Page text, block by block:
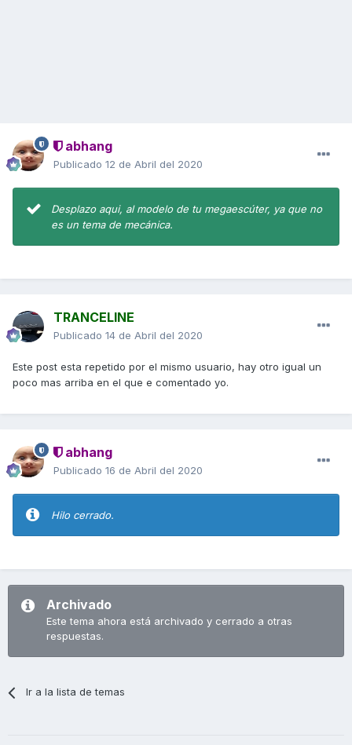
abhang
Publicado 12 de Abril del 2020
Desplazo aqui, al modelo de tu megaescúter, ya que no
es un tema de mecánica.
TRANCELINE
Publicado 14 de Abril del 2020
Este post esta repetido por el mismo usuario, hay otro igual un
poco mas arriba en el que e comentado yo.
abhang
Publicado 16 de Abril del 2020
Hilo cerrado.
Archivado
Este tema ahora está archivado y cerrado a otras
respuestas.
Ir a la lista de temas